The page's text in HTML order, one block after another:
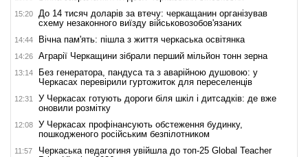
15:20
До 14 тисяч доларів за втечу: черкащанин організував
схему незаконного виїзду військовозобов'язаних
14:44 Вічна пам'ять: пішла з життя черкаська освітянка
14:26 Аграрії Черкащини зібрали перший мільйон тонн зерна
13:14
Без генератора, пандуса та з аварійною душовою: у
Черкасах перевірили гуртожиток для переселенців
12:31
У Черкасах готують дороги біля шкіл і дитсадків: де вже
оновили розмітку
12:08
У Черкасах профінансують обстеження будинку,
пошкодженого російським безпілотником
11:57
Черкаська педагогиня увійшла до топ-25 Global Teacher